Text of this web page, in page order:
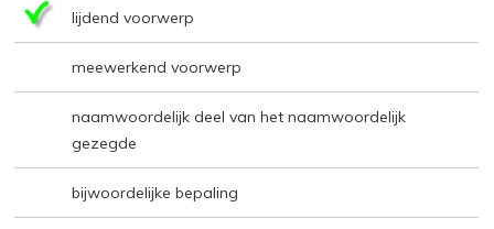
lijdend voorwerp
meewerkend voorwerp
naamwoordelijk deel van het naamwoordelijk
gezegde
bijwoordelijke bepaling